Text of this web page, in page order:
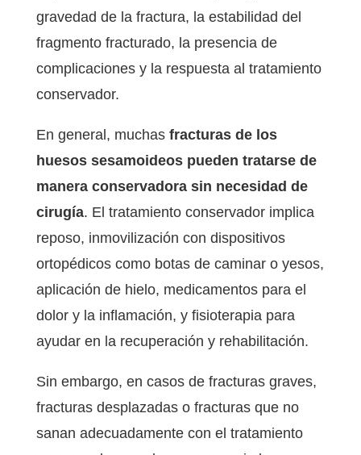
gravedad de la fractura, la estabilidad del
fragmento fracturado, la presencia de
complicaciones y la respuesta al tratamiento
conservador.
En general, muchas fracturas de los
huesos sesamoideos pueden tratarse de
manera conservadora sin necesidad de
cirugía. El tratamiento conservador implica
reposo, inmovilización con dispositivos
ortopédicos como botas de caminar o yesos,
aplicación de hielo, medicamentos para el
dolor y la inflamación, y fisioterapia para
ayudar en la recuperación y rehabilitación.
Sin embargo, en casos de fracturas graves,
fracturas desplazadas o fracturas que no
sanan adecuadamente con el tratamiento